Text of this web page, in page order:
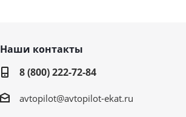
Наши контакты
8 (800) 222-72-84
avtopilot@avtopilot-ekat.ru